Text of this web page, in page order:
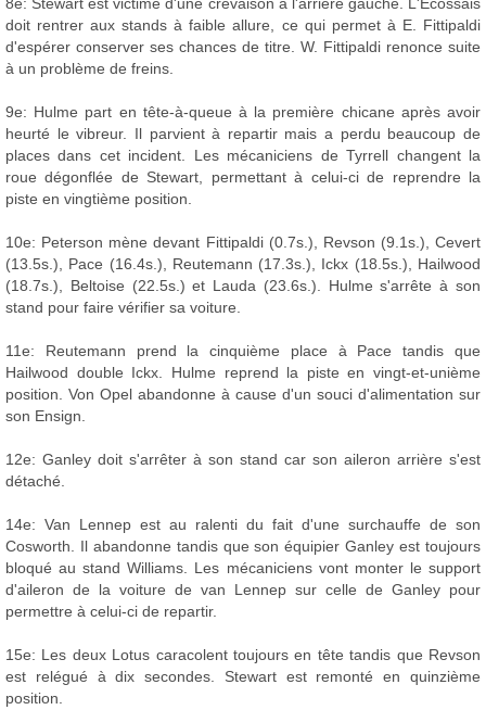
8e: Stewart est victime d'une crevaison à l'arrière gauche. L'Écossais
doit rentrer aux stands à faible allure, ce qui permet à E. Fittipaldi
d'espérer conserver ses chances de titre. W. Fittipaldi renonce suite
à un problème de freins.
9e: Hulme part en tête-à-queue à la première chicane après avoir
heurté le vibreur. Il parvient à repartir mais a perdu beaucoup de
places dans cet incident. Les mécaniciens de Tyrrell changent la
roue dégonflée de Stewart, permettant à celui-ci de reprendre la
piste en vingtième position.
10e: Peterson mène devant Fittipaldi (0.7s.), Revson (9.1s.), Cevert
(13.5s.), Pace (16.4s.), Reutemann (17.3s.), Ickx (18.5s.), Hailwood
(18.7s.), Beltoise (22.5s.) et Lauda (23.6s.). Hulme s'arrête à son
stand pour faire vérifier sa voiture.
11e: Reutemann prend la cinquième place à Pace tandis que
Hailwood double Ickx. Hulme reprend la piste en vingt-et-unième
position. Von Opel abandonne à cause d'un souci d'alimentation sur
son Ensign.
12e: Ganley doit s'arrêter à son stand car son aileron arrière s'est
détaché.
14e: Van Lennep est au ralenti du fait d'une surchauffe de son
Cosworth. Il abandonne tandis que son équipier Ganley est toujours
bloqué au stand Williams. Les mécaniciens vont monter le support
d'aileron de la voiture de van Lennep sur celle de Ganley pour
permettre à celui-ci de repartir.
15e: Les deux Lotus caracolent toujours en tête tandis que Revson
est relégué à dix secondes. Stewart est remonté en quinzième
position.